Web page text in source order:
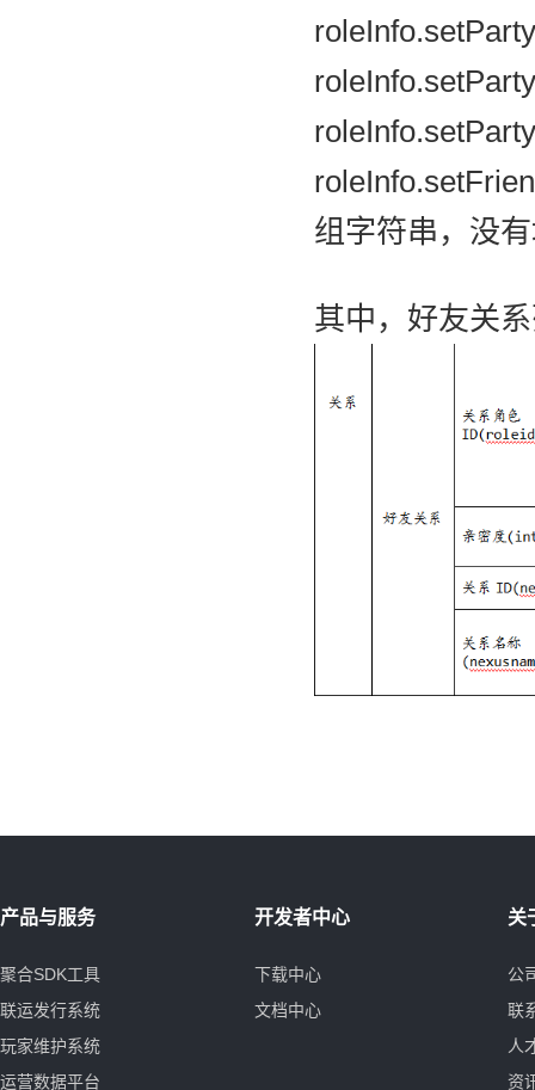
组字符串，没有
其中，好友关
产品与服务
聚合SDK工具
联运发行系统
玩家维护系统
运营数据平台
开发者中心
下载中心
文档中心
关
公
联
人
资